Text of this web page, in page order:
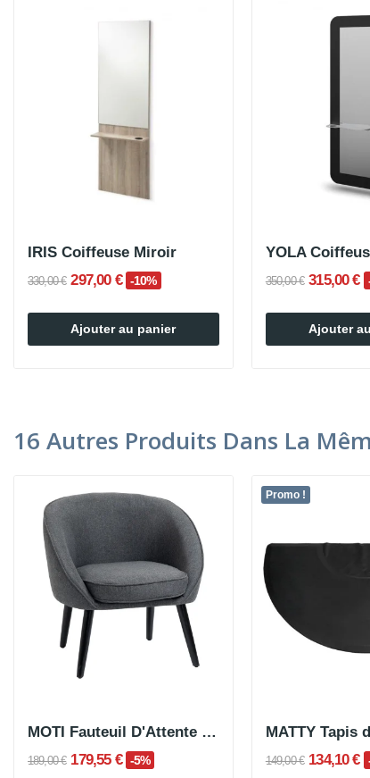
IRIS Coiffeuse Miroir
330,00 € 297,00 € -10%
Ajouter au panier
YOLA
350,00 € 315,00 €
Ajouter
16 Autres Produits Dans La
MOTI Fauteuil D'Attente 1 Place Lin Gris
189,00 € 179,55 € -5%
Promo !
149,00 € 134,10 €